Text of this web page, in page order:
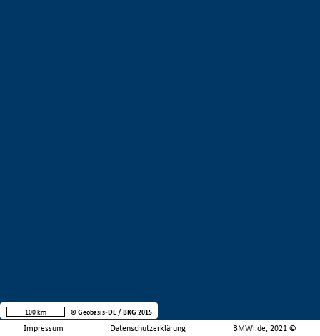
Impressum Datenschutzerklärung BMWi.de, 2021 ©
100 km © Geobasis-DE / BKG 2015